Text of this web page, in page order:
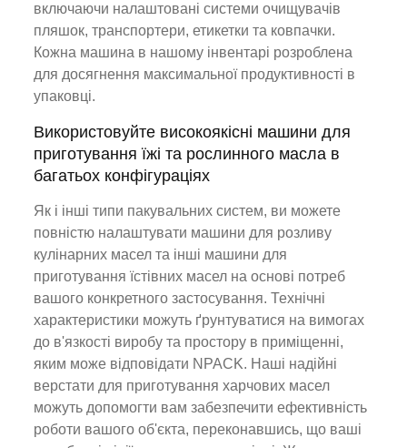
включаючи налаштовані системи очищувачів
пляшок, транспортери, етикетки та ковпачки.
Кожна машина в нашому інвентарі розроблена
для досягнення максимальної продуктивності в
упаковці.
Використовуйте високоякісні машини для
приготування їжі та рослинного масла в
багатьох конфігураціях
Як і інші типи пакувальних систем, ви можете
повністю налаштувати машини для розливу
кулінарних масел та інші машини для
приготування їстівних масел на основі потреб
вашого конкретного застосування. Технічні
характеристики можуть ґрунтуватися на вимогах
до в'язкості виробу та простору в приміщенні,
яким може відповідати NPACK. Наші надійні
верстати для приготування харчових масел
можуть допомогти вам забезпечити ефективність
роботи вашого об'єкта, переконавшись, що ваші